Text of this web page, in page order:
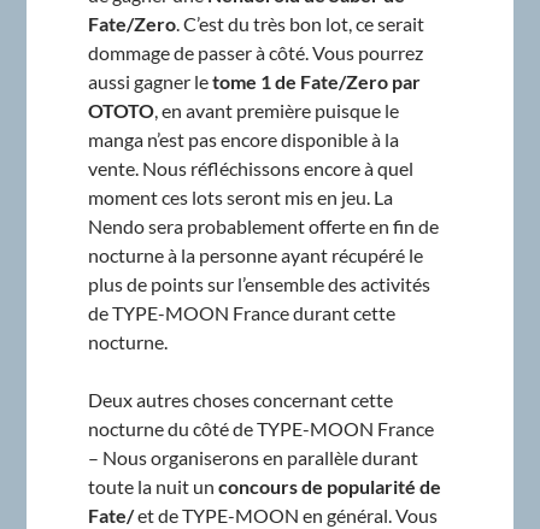
Fate/Zero. C’est du très bon lot, ce serait
dommage de passer à côté. Vous pourrez
aussi gagner letome 1 de Fate/Zero par
OTOTO, en avant première puisque le
manga n’est pas encore disponible à la
vente. Nous réfléchissons encore à quel
moment ces lots seront mis en jeu. La
Nendo sera probablement offerte en fin de
nocturne à la personne ayant récupéré le
plus de points sur l’ensemble des activités
de TYPE-MOON France durant cette
nocturne.
Deux autres choses concernant cette
nocturne du côté de TYPE-MOON France
– Nous organiserons en parallèle durant
toute la nuit un concours de popularité de
Fate/et de TYPE-MOON en général. Vous